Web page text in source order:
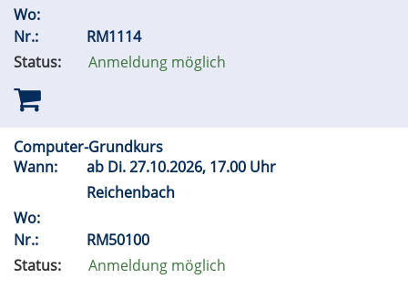
Wo:
Nr.:
RM1114
Status:
Anmeldung möglich
Computer-Grundkurs
Wann:
ab Di.27.10.2026, 17.00 Uhr
Reichenbach
Wo:
Nr.:
RM50100
Status:
Anmeldung möglich